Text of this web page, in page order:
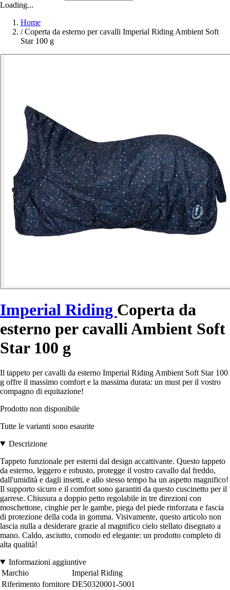
Loading...
Home
/ Coperta da esterno per cavalli Imperial Riding Ambient Soft
Star 100 g
Imperial Riding Coperta da
esterno per cavalli Ambient Soft
Star 100 g
Il tappeto per cavalli da esterno Imperial Riding Ambient Soft Star 100
g offre il massimo comfort e la massima durata: un must per il vostro
compagno di equitazione!
Prodotto non disponibile
Tutte le varianti sono esaurite
Descrizione
Tappeto funzionale per esterni dal design accattivante. Questo tappeto
da esterno, leggero e robusto, protegge il vostro cavallo dal freddo,
dall'umidità e dagli insetti, e allo stesso tempo ha un aspetto magnifico!
Il supporto sicuro e il comfort sono garantiti da questo cuscinetto per il
garrese. Chiusura a doppio petto regolabile in tre direzioni con
moschettone, cinghie per le gambe, piega del piede rinforzata e fascia
di protezione della coda in gomma. Visivamente, questo articolo non
lascia nulla a desiderare grazie al magnifico cielo stellato disegnato a
mano. Caldo, asciutto, comodo ed elegante: un prodotto completo di
alta qualità!
Informazioni aggiuntive
Marchio
Imperial Riding
Riferimento fornitore DE50320001-5001